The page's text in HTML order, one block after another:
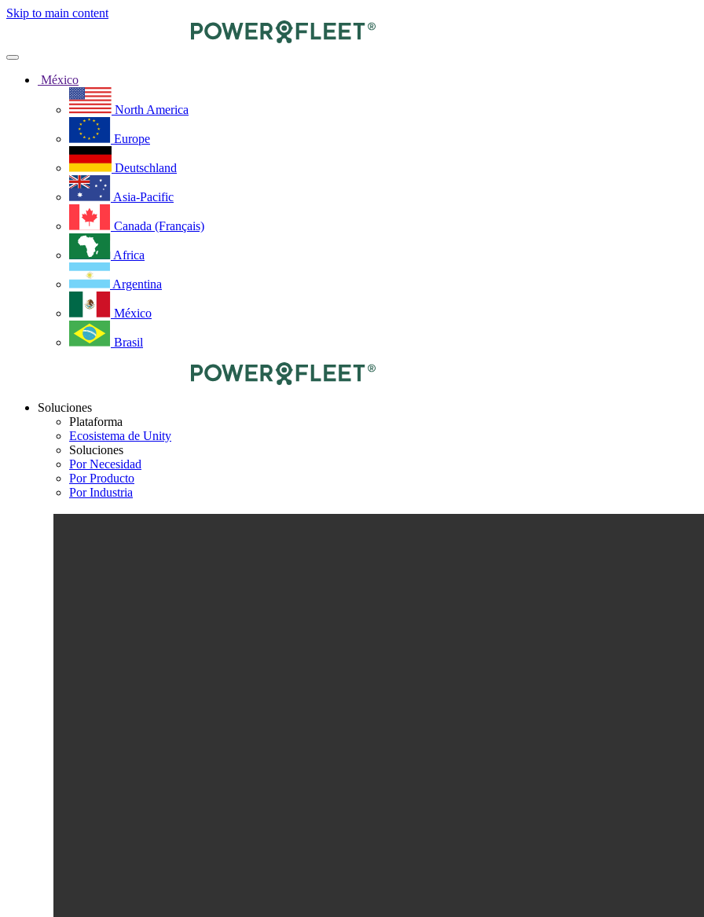
Skip to main content
México
North America
Europe
Deutschland
Asia-Pacific
Canada (Français)
Africa
Argentina
México
Brasil
Soluciones
Plataforma
Ecosistema de Unity
Soluciones
Por Necesidad
Por Producto
Por Industria